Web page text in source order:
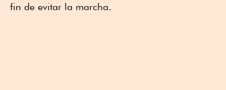
fin de evitar la marcha.